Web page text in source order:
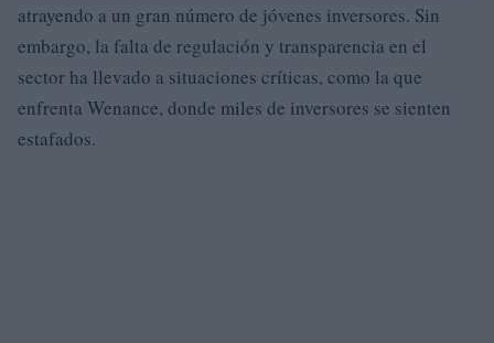
atrayendo a un gran número de jóvenes inversores. Sin
embargo, la falta de regulación y transparencia en el
sector ha llevado a situaciones críticas, como la que
enfrenta Wenance, donde miles de inversores se sienten
estafados.